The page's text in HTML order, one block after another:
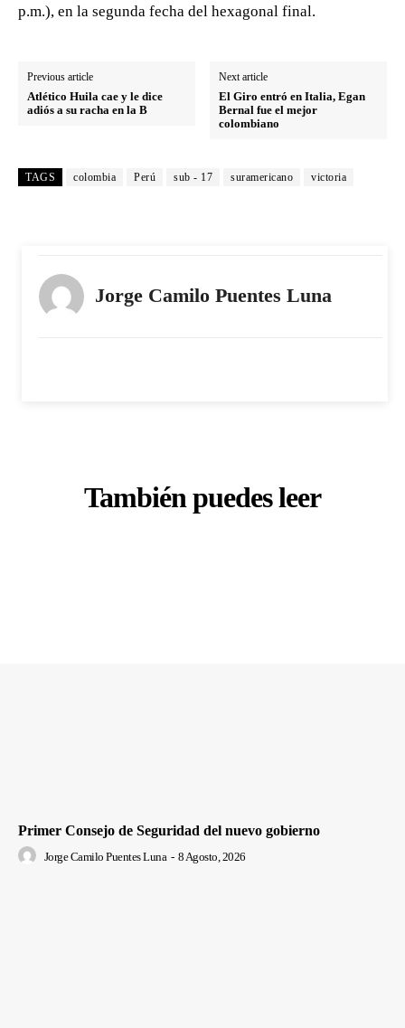
p.m.), en la segunda fecha del hexagonal final.
Previous article
Atlético Huila cae y le dice
adiós a su racha en la B
Next article
El Giro entró en Italia, Egan
Bernal fue el mejor
colombiano
TAGS colombia Perú sub - 17 suramericano victoria
Jorge Camilo Puentes Luna
También puedes leer
Primer Consejo de Seguridad del nuevo gobierno
Jorge Camilo Puentes Luna - 8 Agosto, 2026